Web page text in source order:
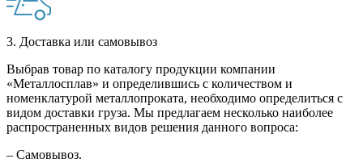
3. Доставка или самовывоз
Выбрав товар по каталогу продукции компании
«Металлосплав» и определившись с количеством и
номенклатурой металлопроката, необходимо определиться с
видом доставки груза. Мы предлагаем несколько наиболее
распространенных видов решения данного вопроса:
– Самовывоз.